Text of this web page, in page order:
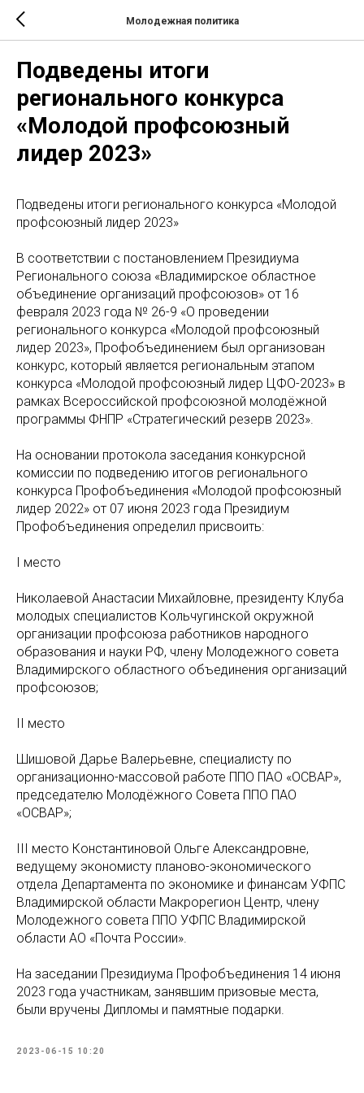
Молодежная политика
Подведены итоги
регионального конкурса
«Молодой профсоюзный
лидер 2023»
Подведены итоги регионального конкурса «Молодой
профсоюзный лидер 2023»
В соответствии с постановлением Президиума
Регионального союза «Владимирское областное
объединение организаций профсоюзов» от 16
февраля 2023 года № 26-9 «О проведении
регионального конкурса «Молодой профсоюзный
лидер 2023», Профобъединением был организован
конкурс, который является региональным этапом
конкурса «Молодой профсоюзный лидер ЦФО-2023» в
рамках Всероссийской профсоюзной молодёжной
программы ФНПР «Стратегический резерв 2023».
На основании протокола заседания конкурсной
комиссии по подведению итогов регионального
конкурса Профобъединения «Молодой профсоюзный
лидер 2022» от 07 июня 2023 года Президиум
Профобъединения определил присвоить:
I место
Николаевой Анастасии Михайловне, президенту Клуба
молодых специалистов Кольчугинской окружной
организации профсоюза работников народного
образования и науки РФ, члену Молодежного совета
Владимирского областного объединения организаций
профсоюзов;
II место
Шишовой Дарье Валерьевне, специалисту по
организационно-массовой работе ППО ПАО «ОСВАР»,
председателю Молодёжного Совета ППО ПАО
«ОСВАР»;
III место Константиновой Ольге Александровне,
ведущему экономисту планово-экономического
отдела Департамента по экономике и финансам УФПС
Владимирской области Макрорегион Центр, члену
Молодежного совета ППО УФПС Владимирской
области АО «Почта России».
На заседании Президиума Профобъединения 14 июня
2023 года участникам, занявшим призовые места,
были вручены Дипломы и памятные подарки.
2023-06-15 10:20